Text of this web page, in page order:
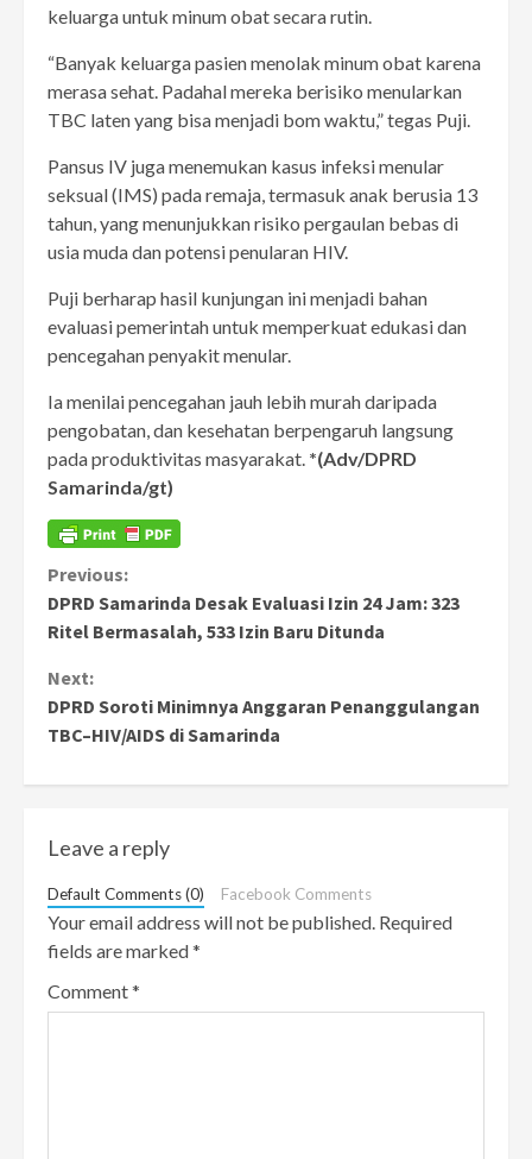
keluarga untuk minum obat secara rutin.
“Banyak keluarga pasien menolak minum obat karena
merasa sehat. Padahal mereka berisiko menularkan
TBC laten yang bisa menjadi bom waktu,” tegas Puji.
Pansus IV juga menemukan kasus infeksi menular
seksual (IMS) pada remaja, termasuk anak berusia 13
tahun, yang menunjukkan risiko pergaulan bebas di
usia muda dan potensi penularan HIV.
Puji berharap hasil kunjungan ini menjadi bahan
evaluasi pemerintah untuk memperkuat edukasi dan
pencegahan penyakit menular.
Ia menilai pencegahan jauh lebih murah daripada
pengobatan, dan kesehatan berpengaruh langsung
pada produktivitas masyarakat. *(Adv/DPRD
Samarinda/gt)
Continue
Reading
Previous:
DPRD Samarinda Desak Evaluasi Izin 24 Jam: 323
Ritel Bermasalah, 533 Izin Baru Ditunda
Next:
DPRD Soroti Minimnya Anggaran Penanggulangan
TBC–HIV/AIDS di Samarinda
Leave a reply
Default Comments (0) Facebook Comments
Your email address will not be published. Required
fields are marked*
Comment*